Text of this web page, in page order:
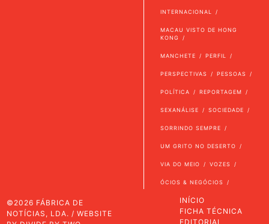
INTERNACIONAL
MACAU VISTO DE HONG
KONG
MANCHETE PERFIL
PERSPECTIVAS PESSOAS
POLÍTICA REPORTAGEM
SEXANÁLISE SOCIEDADE
SORRINDO SEMPRE
UM GRITO NO DESERTO
VIA DO MEIO VOZES
ÓCIOS & NEGÓCIOS
©2026 FÁBRICA DE
NOTÍCIAS, LDA. / WEBSITE
INÍCIO
FICHA TÉCNICA
EDITORIAL